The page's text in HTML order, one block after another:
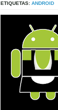
ETIQUETAS: ANDROID